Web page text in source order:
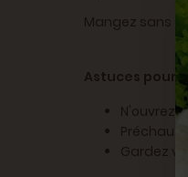
Mangez sans
Astuces pour
N'ouvrez
Gardez